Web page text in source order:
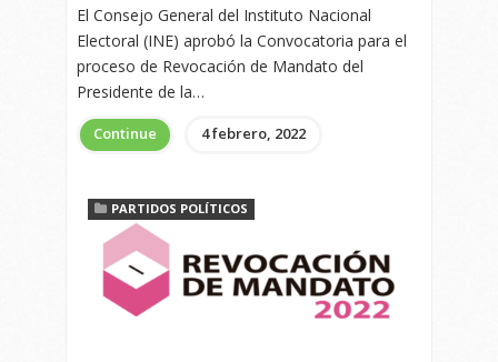
El Consejo General del Instituto Nacional
Electoral (INE) aprobó la Convocatoria para el
proceso de Revocación de Mandato del
Presidente de la…
Continue 4 febrero, 2022
PARTIDOS POLÍTICOS